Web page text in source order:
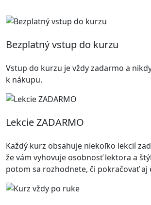
Bezplatný vstup do kurzu
Vstup do kurzu je vždy zadarmo a
k nákupu.
Lekcie ZADARMO
Každý kurz obsahuje niekoľko lekcií
že vám vyhovuje osobnosť lektora a
potom sa rozhodnete, či pokračovať aj